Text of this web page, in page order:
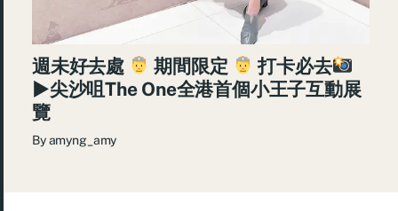
週未好去處 期間限定
打卡必去
►尖沙咀The One全港首個小王子互動展
覽
Byamyng_amy